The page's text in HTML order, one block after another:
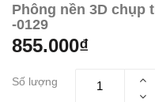
Phông nền 3D chụp
-0129
855.000₫
Số lượng